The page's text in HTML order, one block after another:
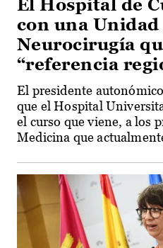
El Hospital de
con una Unidad
Neurocirugía
“referencia
El presidente
que el Hospital
el curso que viene, a los
Medicina que